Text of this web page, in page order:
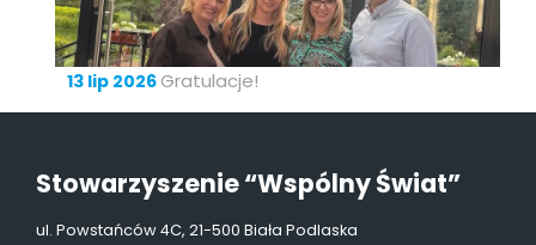
13 lip 2026 Gratulacje!
Stowarzyszenie “Wspólny Świat”
ul. Powstańców 4C, 21-500 Biała Podlaska